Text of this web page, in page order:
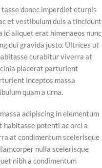
donec imperdiet eturpis
et vestibulum duis a tincidunt
aliquet erat himenaeos nunc
dui gravida justo. Ultrices ut
curabitur viverra at
placerat parturient
inceptos massa
quam a urna.
adipiscing in elementum
habitasse potenti ac orci a
at condimentum scelerisque
nulla scelerisque
nibh a condimentum